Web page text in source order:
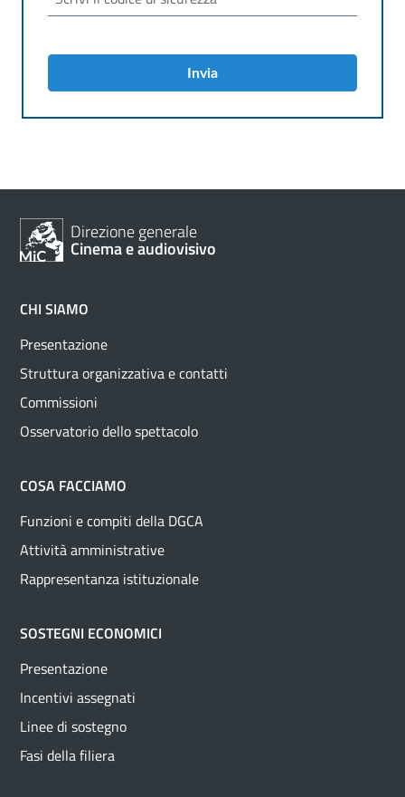
Invia
Direzione generale
Cinema e audiovisivo
CHI SIAMO
Presentazione
Struttura organizzativa e contatti
Commissioni
Osservatorio dello spettacolo
COSA FACCIAMO
Funzioni e compiti della DGCA
Attività amministrative
Rappresentanza istituzionale
SOSTEGNI ECONOMICI
Presentazione
Incentivi assegnati
Linee di sostegno
Fasi della filiera